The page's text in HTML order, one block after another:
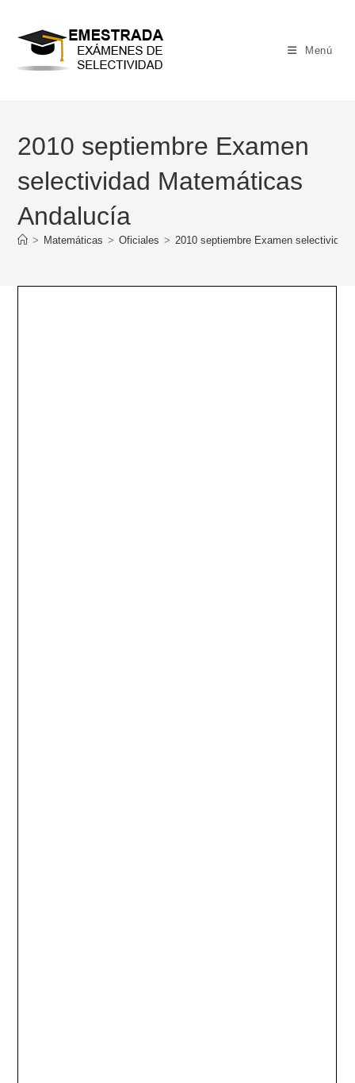
contenido
Menú
2010 septiembre Examen
selectividad Matemáticas
Andalucía
> Matemáticas > Oficiales > 2010 septiembre Examen